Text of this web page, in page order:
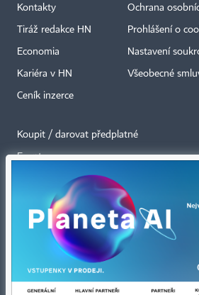
Kontakty
Tiráž redakce HN
Economia
Kariéra v HN
Ceník inzerce
Ochrana
Prohlášení o
Nastavení
Všeobecné
Koupit / darovat předplatné
Eventy
RSS kanály
Autorská práva vykonává vydavatel. Bez
zakázáno jakékoli užití částí nebo celku díla,
jiném jazyce. Bez souhlasu vydavatele je